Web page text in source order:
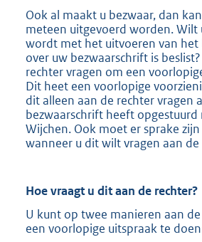
Ook al maakt u bezwaar, dan
meteen uitgevoerd worden. Wilt
wordt met het uitvoeren van
over uw bezwaarschrift is
rechter vragen om een
Dit heet een voorlopige
dit alleen aan de rechter vragen
bezwaarschrift heeft opgestuurd
Wijchen. Ook moet er sprake
wanneer u dit wilt vragen aan de
Hoe vraagt u dit aan de rechter?
U kunt op twee manieren aan
een voorlopige uitspraak te